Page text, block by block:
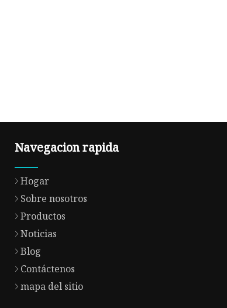
Navegacion rapida
Hogar
Sobre nosotros
Productos
Noticias
Blog
Contáctenos
mapa del sitio